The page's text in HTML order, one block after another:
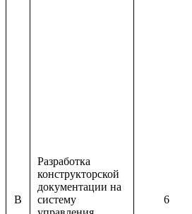
B
Разработка
конструкторской
документации на
систему
6